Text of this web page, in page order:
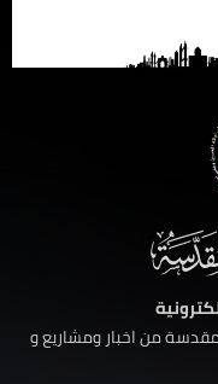
من اخبار ومشاريع و